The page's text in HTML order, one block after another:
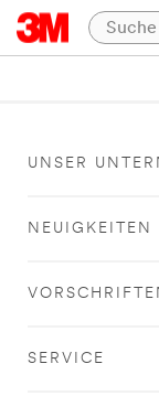
UNSER
NEUIGKEITEN
SERVICE